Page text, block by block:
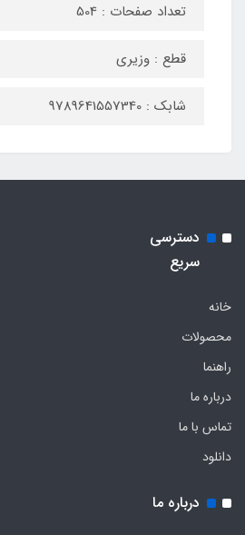
تعداد صفحات : 504
قطع : وزیری
شابک : 9789641557340
دسترسی
سریع
خانه
محصولات
راهنما
درباره ما
تماس با ما
دانلود
درباره ما